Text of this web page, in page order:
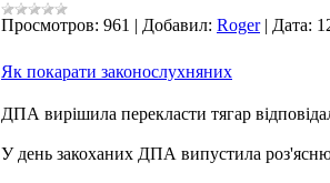
Просмотров: 961 | Добавил: Roger | Дата:
Як покарати законослухняних
ДПА вирішила перекласти тягар
У день закоханих ДПА випустила